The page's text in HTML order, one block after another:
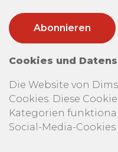
Cookies und
Die Website von
Cookies. Diese
Kategorien
Social-Media-Cookies.